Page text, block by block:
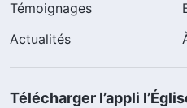
Témoignages
Actualités
Télécharger l’appli